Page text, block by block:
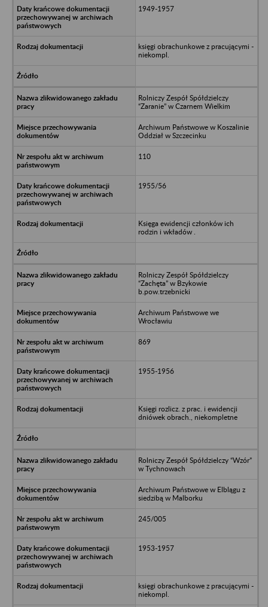
1949-1957
księgi obrachunkowe z pracującymi -
niekompl.
Rolniczy Zespół Spółdzielczy
“Zaranie” w Czarnem Wielkim
Archiwum Państwowe w Koszalinie
Oddział w Szczecinku
110
1955/56
Księga ewidencji członków ich
rodzin i wkładów .
Rolniczy Zespół Spółdzielczy
“Zachęta” w Bzykowie
b.pow.trzebnicki
Archiwum Państwowe we
Wrocławiu
869
1955-1956
Księgi rozlicz. z prac. i ewidencji
dniówek obrach., niekompletne
Rolniczy Zespół Spółdzielczy “Wzór”
w Tychnowach
Archiwum Państwowe w Elblągu z
siedzibą w Malborku
245/005
1953-1957
księgi obrachunkowe z pracującymi -
niekompl.